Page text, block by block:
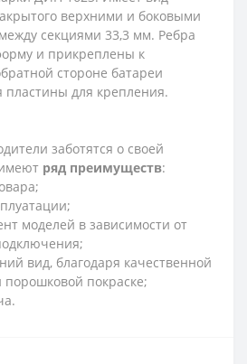
верхними и боковыми
секциями 33,3 мм. Ребра
и прикреплены к
стороне батареи
пластины для крепления.
заботятся о своей
ряд преимуществ:
моделей в зависимости от
вид, благодаря качественной
порошковой покраске;